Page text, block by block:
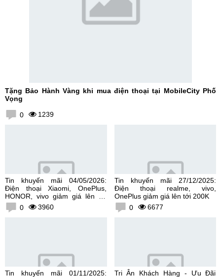
Tặng Bảo Hành Vàng khi mua điện thoại tại MobileCity Phố
Vọng
0 1239
Tin khuyến mãi 04/05/2026:
Điện thoại Xiaomi, OnePlus,
HONOR, vivo giảm giá lên tới
300K0 3960
Tin khuyến mãi 27/12/2025:
Điện thoại realme, vivo,
OnePlus giảm giá lên tới 200K
0
6677
Tin khuyến mãi 01/11/2025:
Tri Ân Khách Hàng - Ưu Đãi